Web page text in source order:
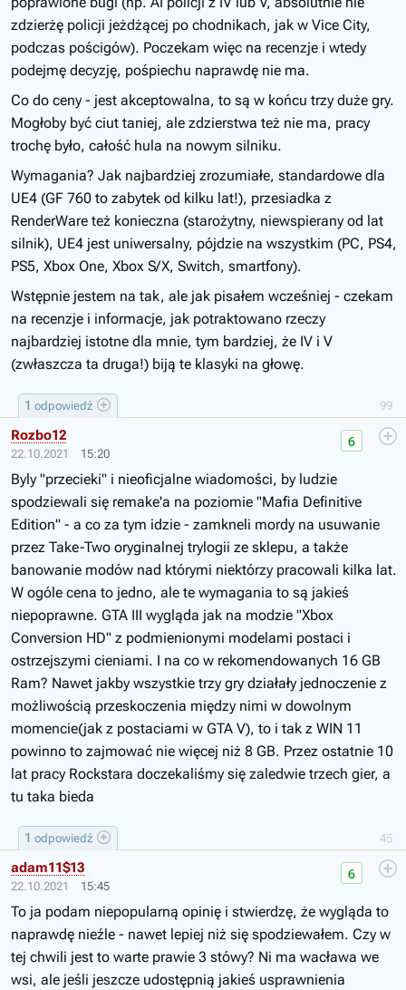
99
1 odpowiedź
zdzierżę policji jeżdżącej po chodnikach, jak w Vice City,
podczas pościgów). Poczekam więc na recenzje i wtedy
podejmę decyzję, pośpiechu naprawdę nie ma.
Co do ceny - jest akceptowalna, to są w końcu trzy duże gry.
Mogłoby być ciut taniej, ale zdzierstwa też nie ma, pracy
trochę było, całość hula na nowym silniku.
Wymagania? Jak najbardziej zrozumiałe, standardowe dla
UE4 (GF 760 to zabytek od kilku lat!), przesiadka z
RenderWare też konieczna (starożytny, niewspierany od lat
silnik), UE4 jest uniwersalny, pójdzie na wszystkim (PC, PS4,
PS5, Xbox One, Xbox S/X, Switch, smartfony).
Wstępnie jestem na tak, ale jak pisałem wcześniej - czekam
na recenzje i informacje, jak potraktowano rzeczy
najbardziej istotne dla mnie, tym bardziej, że IV i V
(zwłaszcza ta druga!) biją te klasyki na głowę.
22.10.2021 15:20
45
6
1 odpowiedź
Rozbo12
Byly "przecieki" i nieoficjalne wiadomości, by ludzie
spodziewali się remake'a na poziomie "Mafia Definitive
Edition" - a co za tym idzie - zamkneli mordy na usuwanie
przez Take-Two oryginalnej trylogii ze sklepu, a także
banowanie modów nad którymi niektórzy pracowali kilka lat.
W ogóle cena to jedno, ale te wymagania to są jakieś
niepoprawne. GTA III wygląda jak na modzie "Xbox
Conversion HD" z podmienionymi modelami postaci i
ostrzejszymi cieniami. I na co w rekomendowanych 16 GB
Ram? Nawet jakby wszystkie trzy gry działały jednoczenie z
możliwością przeskoczenia między nimi w dowolnym
momencie(jak z postaciami w GTA V), to i tak z WIN 11
powinno to zajmować nie więcej niż 8 GB. Przez ostatnie 10
lat pracy Rockstara doczekaliśmy się zaledwie trzech gier, a
tu taka bieda
22.10.2021 15:45
6
adam11$13
To ja podam niepopularną opinię i stwierdzę, że wygląda to
naprawdę nieźle - nawet lepiej niż się spodziewałem. Czy w
tej chwili jest to warte prawie 3 stówy? Ni ma wacława we
wsi, ale jeśli jeszcze udostępnią jakieś usprawnienia